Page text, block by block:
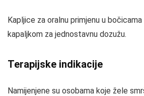
Kapljice za oralnu primjenu u
kapaljkom za jednostavnu dozužu.
Terapijske indikacije
Namijenjene su osobama koje žele